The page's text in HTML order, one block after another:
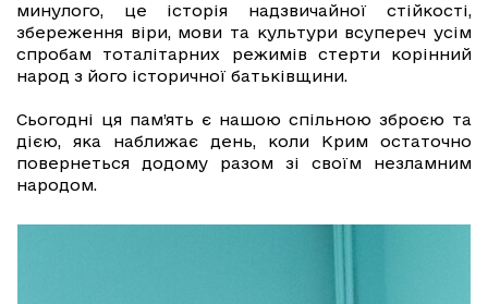
минулого, це історія надзвичайної стійкості,
збереження віри, мови та культури всупереч усім
спробам тоталітарних режимів стерти корінний
народ з його історичної батьківщини.
Сьогодні ця пам’ять є нашою спільною зброєю та
дією, яка наближає день, коли Крим остаточно
повернеться додому разом зі своїм незламним
народом.